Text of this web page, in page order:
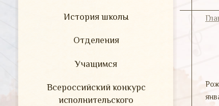
История школы
Отделения
Учащимся
Всероссийский конкурс
исполнительского